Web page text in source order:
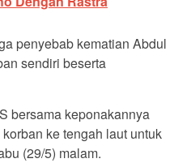
penyebab kematian Abdul
sendiri beserta
bersama keponakannya
ke tengah laut untuk
(29/5) malam.